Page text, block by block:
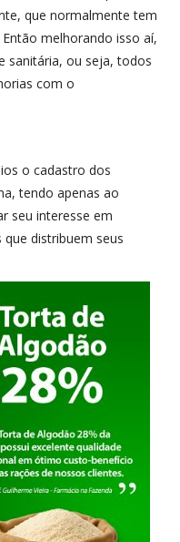
que normalmente tem
melhorando isso aí,
sanitária, ou seja, todos
com o
o cadastro dos
tendo apenas ao
seu interesse em
distribuem seus